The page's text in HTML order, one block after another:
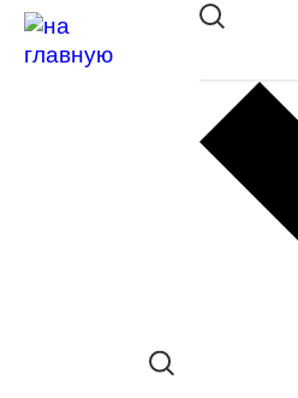
Оправа BALLET
в наличии (Осталась
товара в конкретном
необходимо уточнять